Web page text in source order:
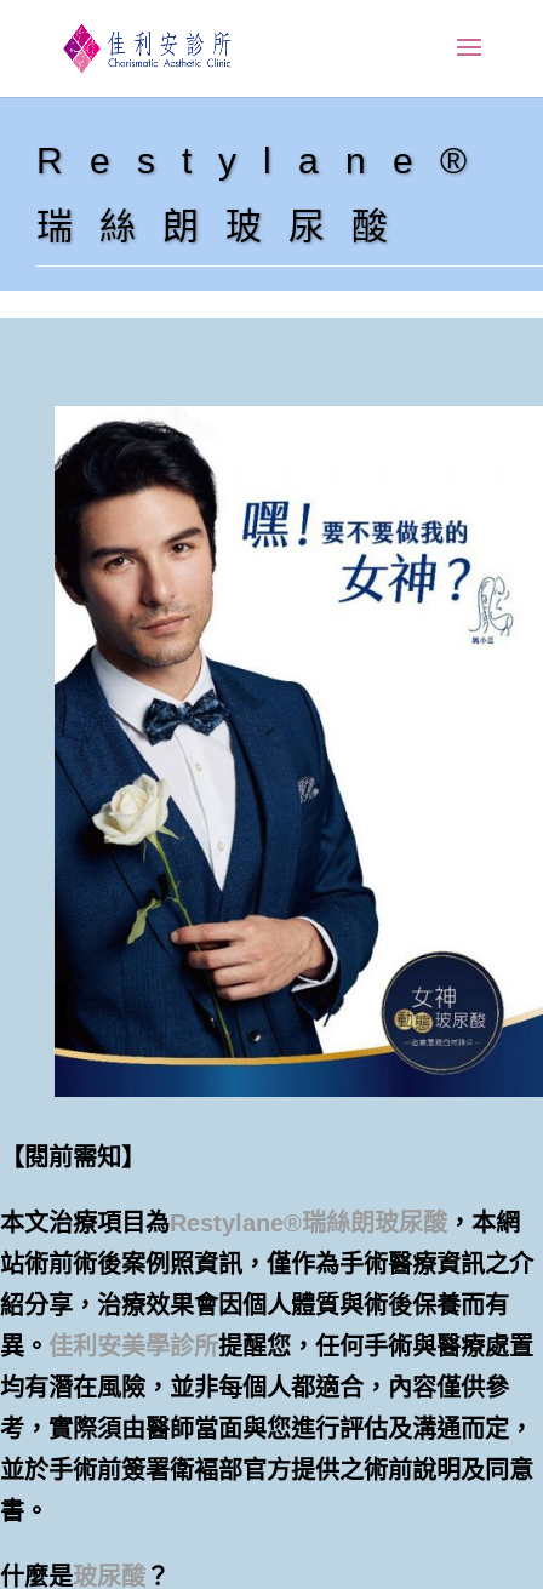
Restylane®
瑞絲朗玻尿酸
【閱前需知】
本文治療項目為Restylane®瑞絲朗玻尿酸 ，本網
站術前術後案例照資訊，僅作為手術醫療資訊之介
紹分享，治療效果會因個人體質與術後保養而有
異。 佳利安美學診所提醒您，任何手術與醫療處置
均有潛在風險，並非每個人都適合，內容僅供參
考，實際須由醫師當面與您進行評估及溝通而定，
並於手術前簽署衛褔部官方提供之術前說明及同意
書。
什麼是玻尿酸 ？